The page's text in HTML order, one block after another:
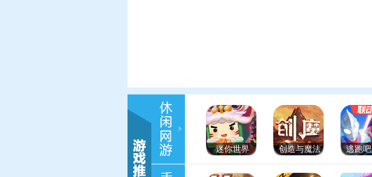
迷你世界 创造与魔法 逃跑